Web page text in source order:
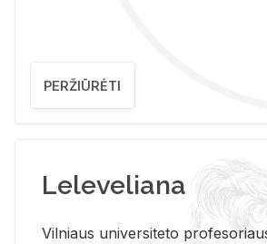
PERŽIŪRĖTI
Leleveliana
Vil­niaus uni­ver­si­te­to